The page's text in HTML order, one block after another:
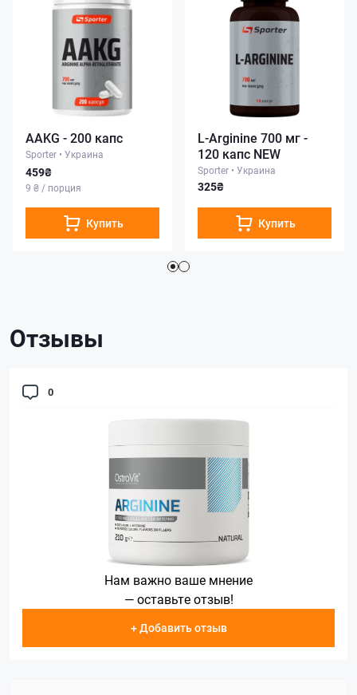
AAKG - 200 капс
Sporter • Украина
459₴
9 ₴ / порция
Купить
L-Arginine 700 мг -
120 капс NEW
Sporter • Украина
325₴
Купить
Отзывы
0
Нам важно ваше мнение
— оставьте отзыв!
+ Добавить отзыв